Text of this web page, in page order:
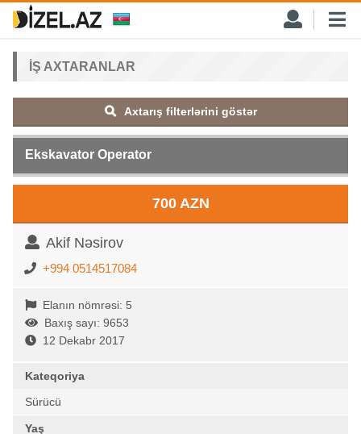
İŞ AXTARANLAR
Axtarış filterlərini göstər
Ekskavator Operator
700 AZN
Akif Nəsirov
+994 0514517084
Elanın nömrəsi: 5
Baxış sayı: 9653
12 Dekabr 2017
Kateqoriya
Sürücü
Yaş